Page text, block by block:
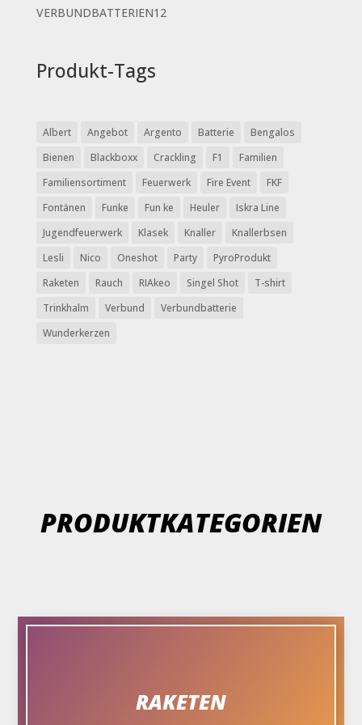
Produkte
VERBUNDBATTERIEN1212
Produkt-Tags
Albert Angebot Argento Batterie
Bengalos
Bienen
Blackboxx Crackling F1
Familien
Familiensortiment
Feuerwerk Fire Event
FKF
Fontänen
Funke Fun ke Heuler
Iskra Line
Jugendfeuerwerk
Klasek Knaller
Knallerbsen
Lesli
Nico Oneshot Party
PyroProdukt
Raketen
Rauch RIAkeo Singel Shot
T-shirt
Trinkhalm
Verbund
Verbundbatterie
Wunderkerzen
PRODUKTKATEGORIEN
RAKETEN